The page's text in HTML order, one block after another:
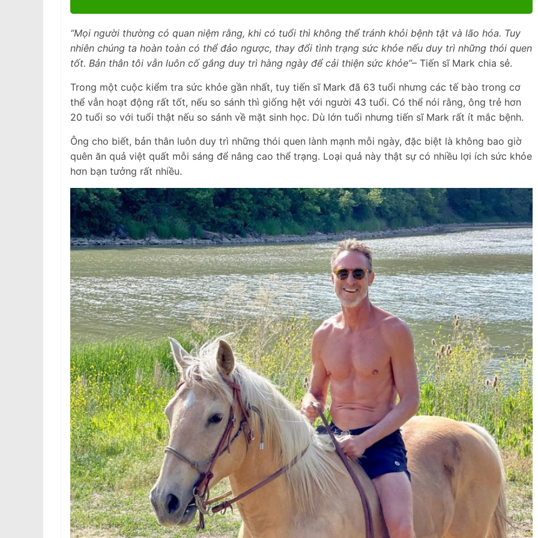
“Mọi người thường có quan niệm rằng, khi có tuổi thì không thể tránh khỏi bệnh tật và lão hóa. Tuy
nhiên chúng ta hoàn toàn có thể đảo ngược, thay đổi tình trạng sức khỏe nếu duy trì những thói quen
tốt. Bản thân tôi vẫn luôn cố gắng duy trì hàng ngày để cải thiện sức khỏe”– Tiến sĩ Mark chia sẻ.
Trong một cuộc kiểm tra sức khỏe gần nhất, tuy tiến sĩ Mark đã 63 tuổi nhưng các tế bào trong cơ
thể vẫn hoạt động rất tốt, nếu so sánh thì giống hệt với người 43 tuổi. Có thể nói rằng, ông trẻ hơn
20 tuổi so với tuổi thật nếu so sánh về mặt sinh học. Dù lớn tuổi nhưng tiến sĩ Mark rất ít mắc bệnh.
Ông cho biết, bản thân luôn duy trì những thói quen lành mạnh mỗi ngày, đặc biệt là không bao giờ
quên ăn quả việt quất mỗi sáng để nâng cao thể trạng. Loại quả này thật sự có nhiều lợi ích sức khỏe
hơn bạn tưởng rất nhiều.